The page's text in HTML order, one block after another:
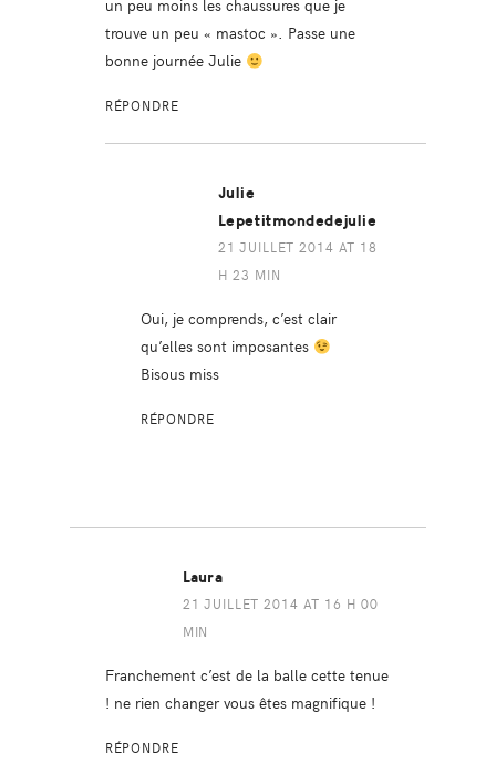
un peu moins les chaussures que je
trouve un peu « mastoc ». Passe une
bonne journée Julie
RÉPONDRE
Julie
Lepetitmondedejulie
21 JUILLET 2014 AT 18
H 23 MIN
Oui, je comprends, c’est clair
qu’elles sont imposantes
Bisous miss
RÉPONDRE
Laura
21 JUILLET 2014 AT 16 H 00
MIN
Franchement c’est de la balle cette tenue
! ne rien changer vous êtes magnifique !
RÉPONDRE